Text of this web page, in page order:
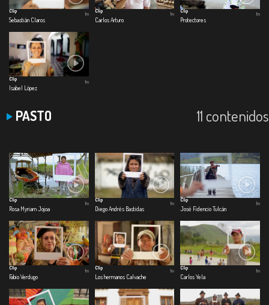
Clip
Sebastián Claros
1m
Clip
Carlos Arturo
1m
Clip
Protectores
1m
Clip
Isabel López
1m
PASTO 11 contenidos
Clip
Rosa Myriam Jojoa
1m
Clip
Diego Andrés Bastidas
1m
Clip
José Fidencio Tulcán
1m
Clip
Fabio Verdugo
1m
Clip
Los hermanos Calvache
1m
Clip
Carlos Yela
1m